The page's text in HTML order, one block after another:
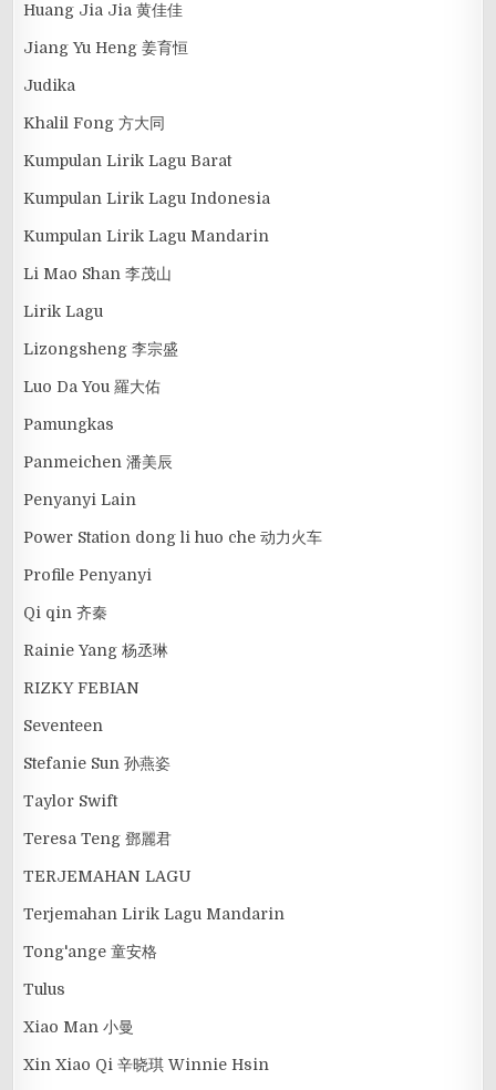
Huang Jia Jia 黄佳佳
Jiang Yu Heng 姜育恒
Judika
Khalil Fong 方大同
Kumpulan Lirik Lagu Barat
Kumpulan Lirik Lagu Indonesia
Kumpulan Lirik Lagu Mandarin
Li Mao Shan 李茂山
Lirik Lagu
Lizongsheng 李宗盛
Luo Da You 羅大佑
Pamungkas
Panmeichen 潘美辰
Penyanyi Lain
Power Station dong li huo che 动力火车
Profile Penyanyi
Qi qin 齐秦
Rainie Yang 杨丞琳
RIZKY FEBIAN
Seventeen
Stefanie Sun 孙燕姿
Taylor Swift
Teresa Teng 鄧麗君
TERJEMAHAN LAGU
Terjemahan Lirik Lagu Mandarin
Tong'ange 童安格
Tulus
Xiao Man 小曼
Xin Xiao Qi 辛晓琪 Winnie Hsin